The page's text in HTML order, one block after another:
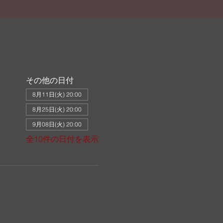
その他の日付
8月11日(火) 20:00
8月25日(火) 20:00
9月08日(火) 20:00
全10件の日付を表示